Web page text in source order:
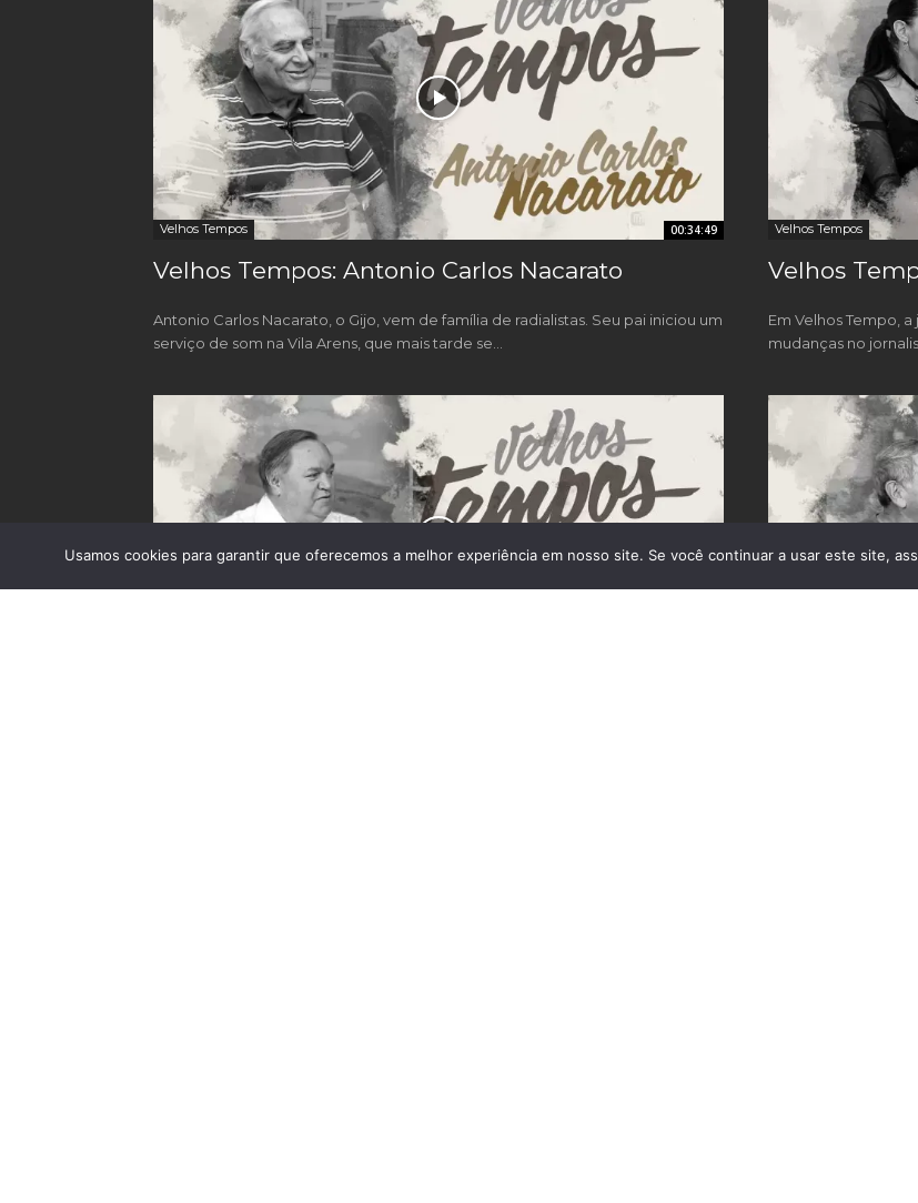
Velhos Tempos 00:34:49
Velhos Tempos: Antonio Carlos Nacarato
Antonio Carlos Nacarato, o Gijo, vem de família de radialistas. Seu pai iniciou um
serviço de som na Vila Arens, que mais tarde se...
Velhos Tempos
Velhos
Em Velhos Tempo,
mudanças no
Usamos cookies para garantir que oferecemos a melhor experiência em nosso site. Se você continuar a usar este site,